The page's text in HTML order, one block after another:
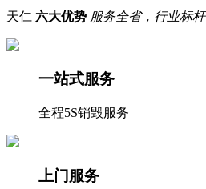
天仁 六大优势 服务全省，行业标杆
一站式服务
全程5S销毁服务
上门服务